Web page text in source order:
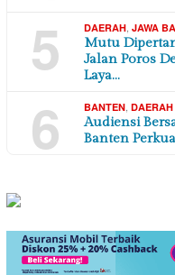
5 DAERAH JAWA
Mutu
Jalan Poros
Laya…
6 BANTEN DAERAH
Audiensi
Banten